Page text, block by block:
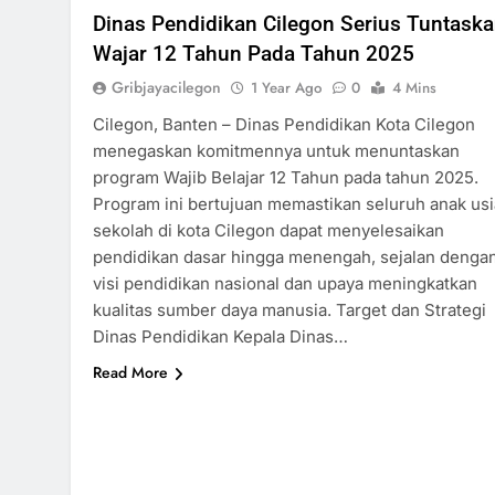
Dinas Pendidikan Cilegon Serius
Wajar 12 Tahun Pada Tahun 2025
Gribjayacilegon 1 Year Ago 0
4 Mins
Cilegon, Banten – Dinas Pendidikan Kota Cilegon
menegaskan komitmennya untuk menuntaskan
program Wajib Belajar 12 Tahun pada tahun 2025.
Program ini bertujuan memastikan seluruh anak
sekolah di kota Cilegon dapat menyelesaikan
pendidikan dasar hingga menengah, sejalan
visi pendidikan nasional dan upaya meningkatkan
kualitas sumber daya manusia. Target dan Strategi
Dinas Pendidikan Kepala Dinas…
Read More